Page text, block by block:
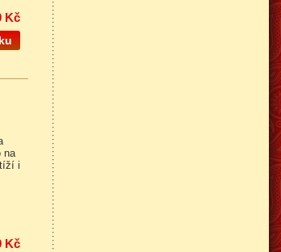
Kč
na
i
Kč